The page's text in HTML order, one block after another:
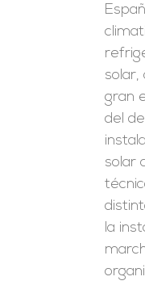
solar,
gran
del
solar
la